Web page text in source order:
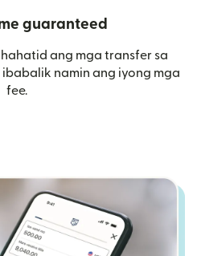
guaranteed
ang mga transfer sa
namin ang iyong mga
fee.